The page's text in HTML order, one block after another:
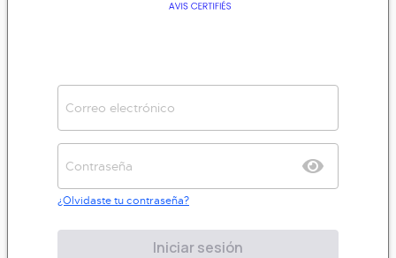
¿Olvidaste tu contraseña?
Iniciar sesión